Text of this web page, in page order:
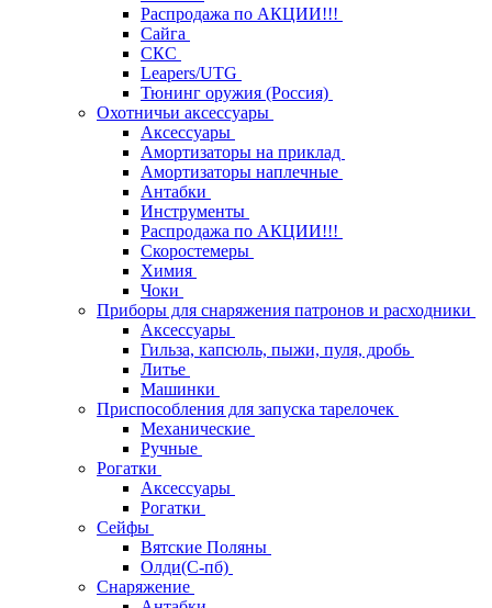
Распродажа по АКЦИИ!!!
Сайга
СКС
Leapers/UTG
Тюнинг оружия (Россия)
Охотничьи аксессуары
Аксессуары
Амортизаторы на приклад
Амортизаторы наплечные
Антабки
Инструменты
Распродажа по АКЦИИ!!!
Скоростемеры
Химия
Чоки
Приборы для снаряжения патронов и расходники
Аксессуары
Гильза, капсюль, пыжи, пуля, дробь
Литье
Машинки
Приспособления для запуска тарелочек
Механические
Ручные
Рогатки
Аксессуары
Рогатки
Сейфы
Вятские Поляны
Олди(С-пб)
Снаряжение